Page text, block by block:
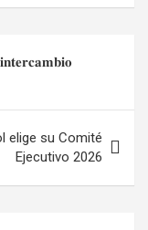
elige su Comité
Ejecutivo 2026